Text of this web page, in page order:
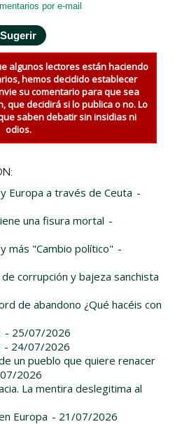
por e-mail
algunos lectores están haciendo
hemos decidido establecer
su comentario para que sea
que decidirá si lo publica o no. Lo
saben debatir sin insidias ni
odios.
Europa a través de Ceuta -
una fisura mortal -
más "Cambio político" -
corrupción y bajeza sanchista
de abandono ¿Qué hacéis con
- 25/07/2026
- 24/07/2026
un pueblo que quiere renacer
2026
La mentira deslegitima al
Europa - 21/07/2026